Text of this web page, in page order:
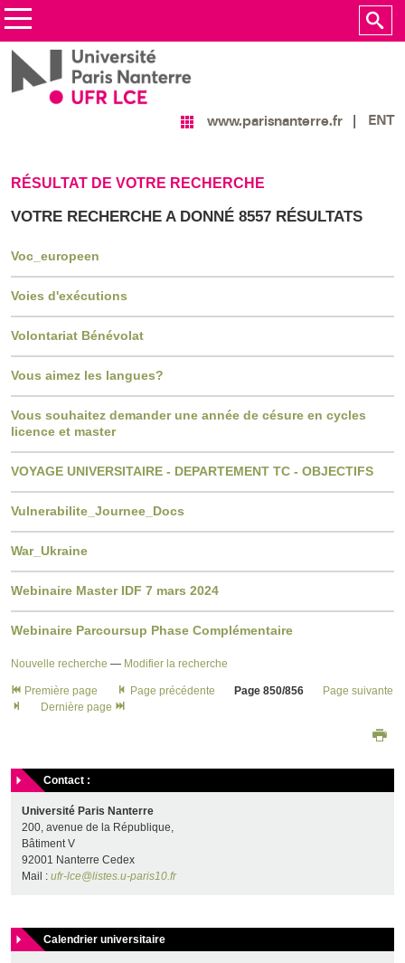
www.parisnanterre.fr ENT
RÉSULTAT DE VOTRE RECHERCHE
VOTRE RECHERCHE A DONNÉ 8557 RÉSULTATS
Voc_europeen
Voies d'exécutions
Volontariat Bénévolat
Vous aimez les langues?
Vous souhaitez demander une année de césure en cycles
licence et master
VOYAGE UNIVERSITAIRE - DEPARTEMENT TC - OBJECTIFS
Vulnerabilite_Journee_Docs
War_Ukraine
Webinaire Master IDF 7 mars 2024
Webinaire Parcoursup Phase Complémentaire
Nouvelle recherche — Modifier la recherche
Première page Page précédente Page 850/856
Page suivante
Dernière page
Contact :
Université Paris Nanterre
200, avenue de la République,
Bâtiment V
92001 Nanterre Cedex
Mail : ufr-lce@listes.u-paris10.fr
Calendrier universitaire